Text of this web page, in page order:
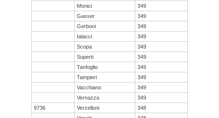
Monici
349
Gasser
349
Gerboni
349
Ialacci
349
Scopa
349
Superti
349
Tanfoglio
349
Tampieri
349
Vacchiano
349
Vernazza
349
9736
Verzelloni
348